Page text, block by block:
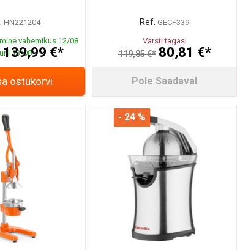
HN221204
vahemikus 12/08
13/08
139,99 €*
ostukorvi
Ref. GECF339
Varsti tagasi
119,85 €* 80,81 €*
Pole Saadaval
- 24 %